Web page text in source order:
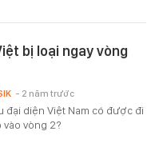
bị loại ngay vòng
đại diện Việt Nam có được đi
vào vòng 2?
- 2 năm trước